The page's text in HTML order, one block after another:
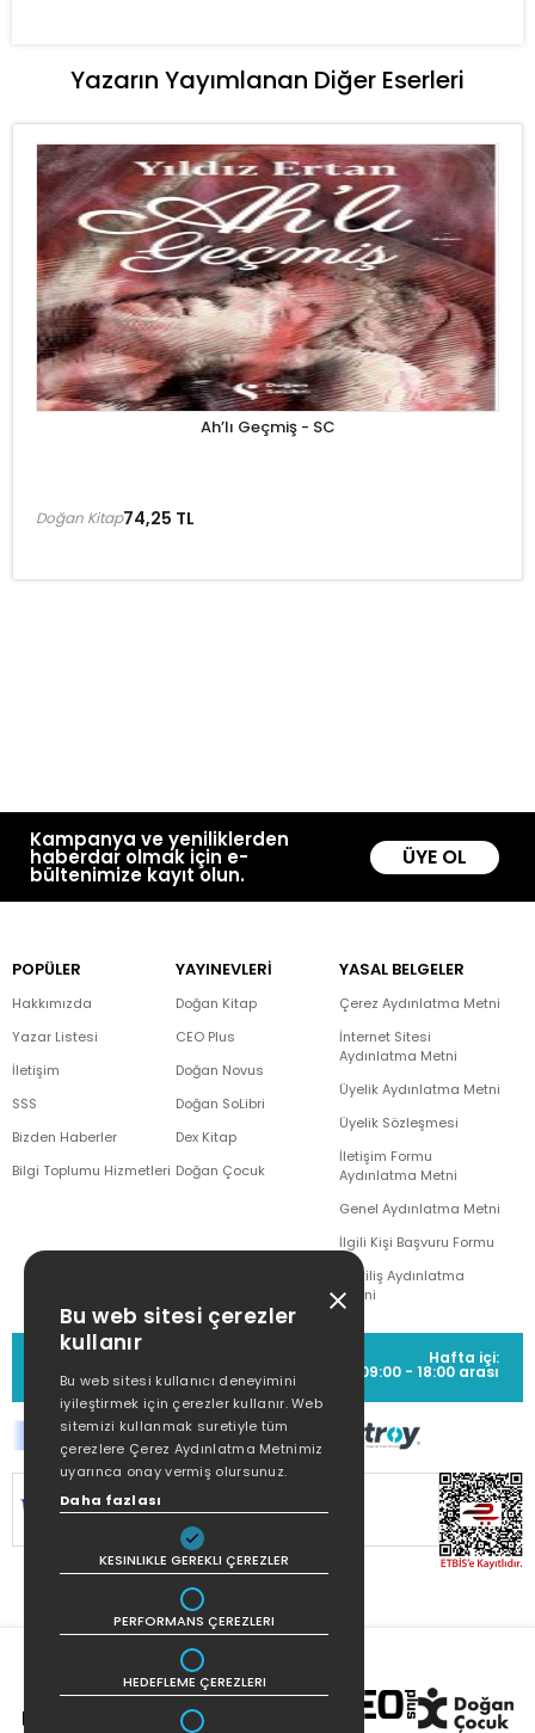
Yazarın Yayımlanan Diğer Eserleri
Ah’lı Geçmiş - SC
74,25 TL
Doğan Kitap
Kampanya ve yeniliklerden
haberdar olmak için e-
bültenimize kayıt olun.
ÜYE OL
POPÜLER
Hakkımızda
Yazar Listesi
İletişim
SSS
Bizden Haberler
Bilgi Toplumu Hizmetleri
YAYINEVLERİ
Doğan Kitap
CEO Plus
Doğan Novus
Doğan SoLibri
Dex Kitap
Doğan Çocuk
YASAL BELGELER
Çerez Aydınlatma Metni
İnternet Sitesi
Aydınlatma Metni
Üyelik Aydınlatma Metni
Üyelik Sözleşmesi
İletişim Formu
Aydınlatma Metni
Genel Aydınlatma Metni
İlgili Kişi Başvuru Formu
Çekiliş Aydınlatma
Metni
MÜŞTERİ HİZMETLERİ
(0212) 373 77 00
Hafta içi:
09:00 - 18:00 arası
SİTEMİZ
KORUNMAKTADIR.
Bu web sitesi çerezler
kullanır
Bu web sitesi kullanıcı deneyimini
iyileştirmek için çerezler kullanır. Web
sitemizi kullanmak suretiyle tüm
çerezlere Çerez Aydınlatma Metnimiz
uyarınca onay vermiş olursunuz.
Daha fazlası
KESINLIKLE GEREKLI ÇEREZLER
PERFORMANS ÇEREZLERI
HEDEFLEME ÇEREZLERI